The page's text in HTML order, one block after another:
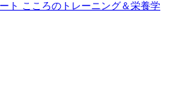
ト こころのトレーニング＆栄養学